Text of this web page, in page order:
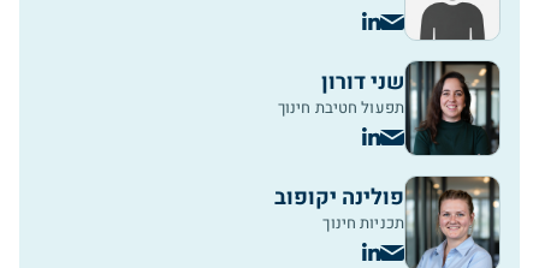
שני דורון
תפעול חטיבת חינוך
פולינה יקופוב
תכניות חינוך